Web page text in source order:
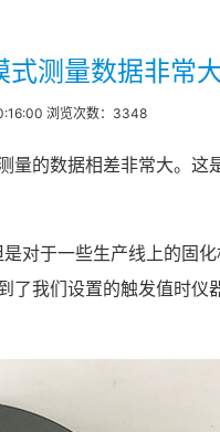
测量数据非常大
浏览次数：3348
的数据相差非常大。
对于一些生产线上的固
我们设置的触发值时